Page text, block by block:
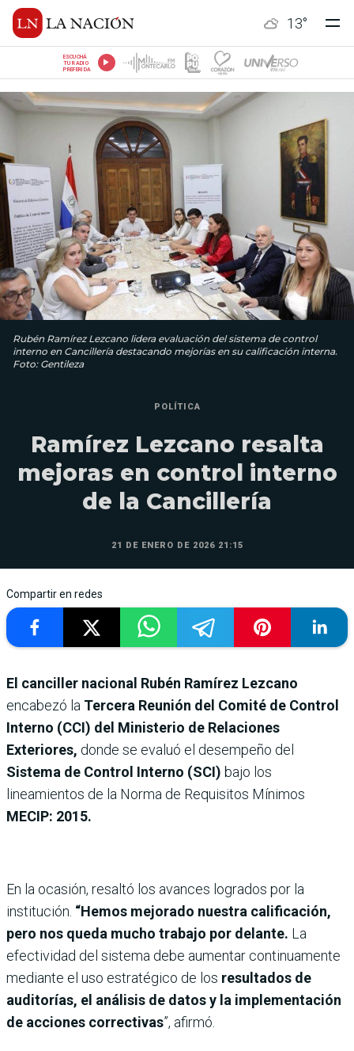
13°
ESCUCHÁ
TU RADIO
PREFERIDA
Rubén Ramírez Lezcano lidera evaluación del sistema de control
interno en Cancillería destacando mejorías en su calificación interna.
Foto: Gentileza
POLÍTICA
Ramírez Lezcano resalta
mejoras en control interno
de la Cancillería
21 DE ENERO DE 2026 21:15
Compartir en redes
El canciller nacional Rubén Ramírez Lezcano
encabezó la Tercera Reunión del Comité de Control
Interno (CCI) del Ministerio de Relaciones
Exteriores, donde se evaluó el desempeño del
Sistema de Control Interno (SCI) bajo los
lineamientos de la Norma de Requisitos Mínimos
MECIP: 2015.
En la ocasión, resaltó los avances logrados por la
institución. “Hemos mejorado nuestra calificación,
pero nos queda mucho trabajo por delante. La
efectividad del sistema debe aumentar continuamente
mediante el uso estratégico de los resultados de
auditorías, el análisis de datos y la implementación
de acciones correctivas”, afirmó.